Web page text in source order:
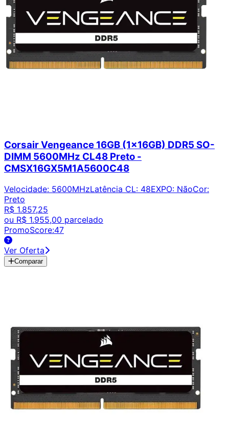
Corsair Vengeance 16GB (1x16GB) DDR5 SO-
DIMM 5600MHz CL48 Preto -
CMSX16GX5M1A5600C48
Velocidade: 5600MHzLatência CL: 48EXPO: NãoCor:
Preto
R$ 1.857,25
ou R$ 1.955,00 parcelado
PromoScore:47
Ver Oferta
Comparar